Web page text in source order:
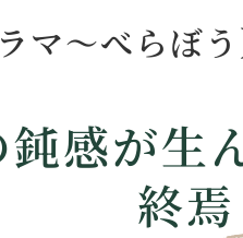
マ～べらぼ
感が生
終